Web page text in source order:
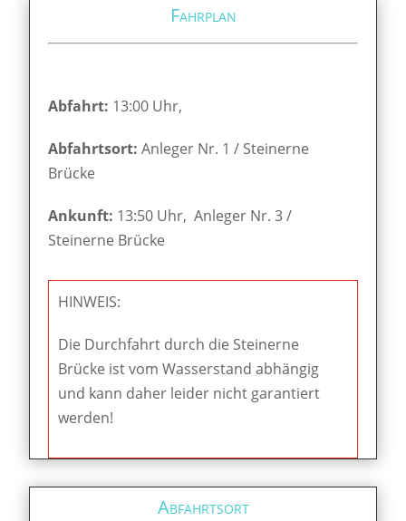
Fahrplan
Abfahrt: 13:00 Uhr,
Abfahrtsort:Anleger Nr. 1 / Steinerne
Brücke
Ankunft: 13:50 Uhr, Anleger Nr. 3 /
Steinerne Brücke
HINWEIS:
Die Durchfahrt durch die Steinerne
Brücke ist vom Wasserstand abhängig
und kann daher leider nicht garantiert
werden!
Abfahrtsort